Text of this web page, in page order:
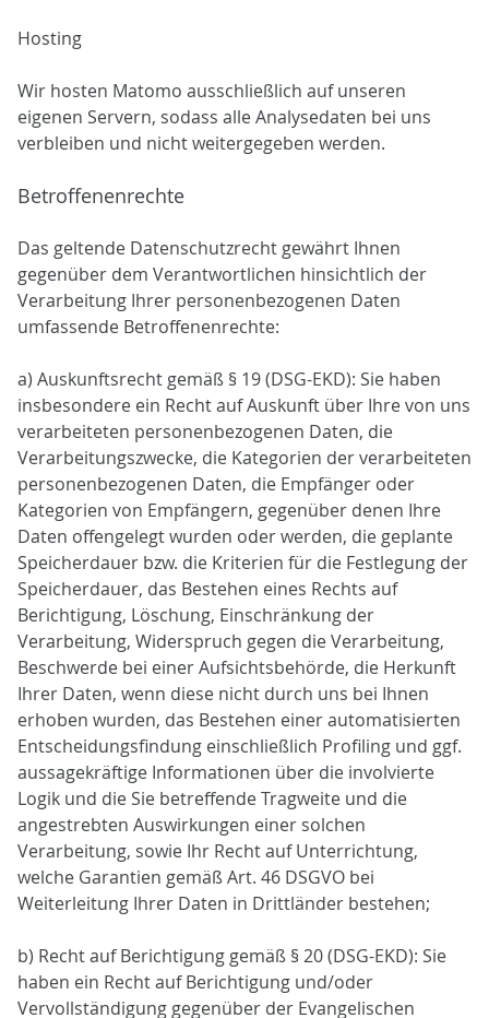
Hosting
Wir hosten Matomo ausschließlich auf unseren
eigenen Servern, sodass alle Analysedaten bei uns
verbleiben und nicht weitergegeben werden.
Betroffenenrechte
Das geltende Datenschutzrecht gewährt Ihnen
gegenüber dem Verantwortlichen hinsichtlich der
Verarbeitung Ihrer personenbezogenen Daten
umfassende Betroffenenrechte:
a) Auskunftsrecht gemäß § 19 (DSG-EKD): Sie haben
insbesondere ein Recht auf Auskunft über Ihre von uns
verarbeiteten personenbezogenen Daten, die
Verarbeitungszwecke, die Kategorien der verarbeiteten
personenbezogenen Daten, die Empfänger oder
Kategorien von Empfängern, gegenüber denen Ihre
Daten offengelegt wurden oder werden, die geplante
Speicherdauer bzw. die Kriterien für die Festlegung der
Speicherdauer, das Bestehen eines Rechts auf
Berichtigung, Löschung, Einschränkung der
Verarbeitung, Widerspruch gegen die Verarbeitung,
Beschwerde bei einer Aufsichtsbehörde, die Herkunft
Ihrer Daten, wenn diese nicht durch uns bei Ihnen
erhoben wurden, das Bestehen einer automatisierten
Entscheidungsfindung einschließlich Profiling und ggf.
aussagekräftige Informationen über die involvierte
Logik und die Sie betreffende Tragweite und die
angestrebten Auswirkungen einer solchen
Verarbeitung, sowie Ihr Recht auf Unterrichtung,
welche Garantien gemäß Art. 46 DSGVO bei
Weiterleitung Ihrer Daten in Drittländer bestehen;
b) Recht auf Berichtigung gemäß § 20 (DSG-EKD): Sie
haben ein Recht auf Berichtigung und/oder
Vervollständigung gegenüber der Evangelischen